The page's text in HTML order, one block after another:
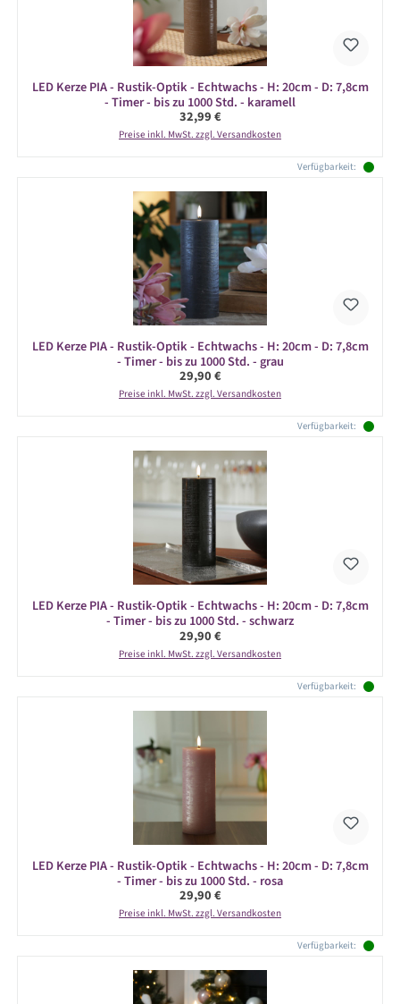
LED Kerze PIA - Rustik-Optik - Echtwachs - H: 20cm - D: 7,8cm
- Timer - bis zu 1000 Std. - karamell
Regulärer Preis:
32,99 €
Preise inkl. MwSt. zzgl. Versandkosten
Verfügbarkeit:
LED Kerze PIA - Rustik-Optik - Echtwachs - H: 20cm - D: 7,8cm
- Timer - bis zu 1000 Std. - grau
Regulärer Preis:
29,90 €
Preise inkl. MwSt. zzgl. Versandkosten
Verfügbarkeit:
LED Kerze PIA - Rustik-Optik - Echtwachs - H: 20cm - D: 7,8cm
- Timer - bis zu 1000 Std. - schwarz
Regulärer Preis:
29,90 €
Preise inkl. MwSt. zzgl. Versandkosten
Verfügbarkeit:
LED Kerze PIA - Rustik-Optik - Echtwachs - H: 20cm - D: 7,8cm
- Timer - bis zu 1000 Std. - rosa
Regulärer Preis:
29,90 €
Preise inkl. MwSt. zzgl. Versandkosten
Verfügbarkeit: